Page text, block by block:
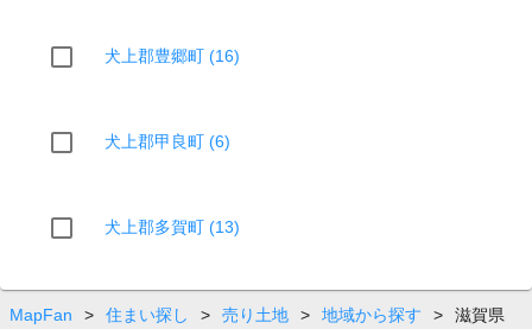
犬上郡豊郷町 (16)
犬上郡甲良町 (6)
犬上郡多賀町 (13)
MapFan > 住まい探し > 売り土地 > 地域から探す > 滋賀県